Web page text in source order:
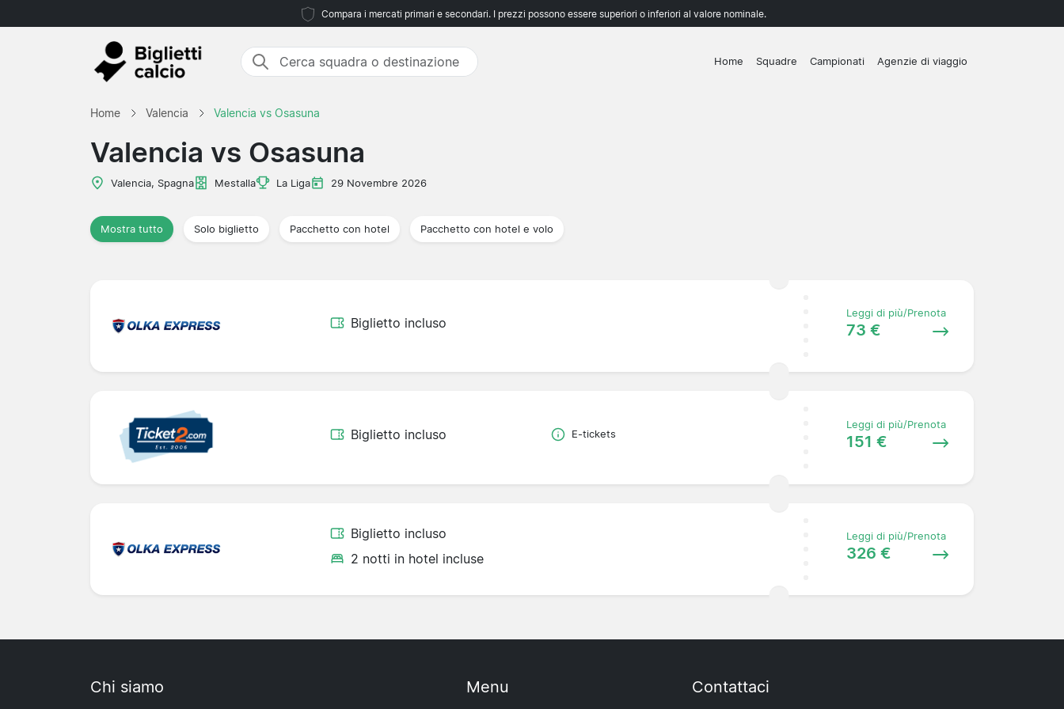
Compara i mercati primari e secondari. I prezzi possono essere superiori o inferiori al valore nominale.
Home Squadre Campionati Agenzie di viaggio
Home Valencia Valencia vs Osasuna
Valencia vs Osasuna
Valencia, Spagna Mestalla La Liga 29 Novembre 2026
Mostra tutto Solo biglietto Pacchetto con hotel Pacchetto con hotel e volo
Biglietto incluso
Leggi di più/Prenota
73 €
Biglietto incluso E-tickets
Leggi di più/Prenota
151 €
Biglietto incluso
2 notti in hotel incluse
Leggi di più/Prenota
326 €
Chi siamo Menu Contattaci